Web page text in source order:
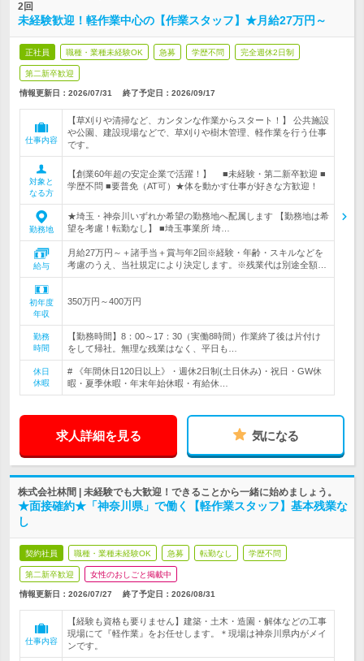
2回
未経験歓迎！軽作業中心の【作業スタッフ】★月給27万円～
正社員 職種・業種未経験OK 急募 学歴不問 完全週休2日制
第二新卒歓迎
情報更新日：2026/07/31 終了予定日： 2026/09/17
仕事内容
【草刈りや清掃など、カンタンな作業からスタート！】 公共施設
や公園、建設現場などで、草刈りや樹木管理、軽作業を行う仕事
です。
対象と
なる方
【創業60年超の安定企業で活躍！】 ■未経験・第二新卒歓迎 ■
学歴不問 ■要普免（AT可）★体を動かす仕事が好きな方歓迎！
勤務地
★埼玉・神奈川いずれか希望の勤務地へ配属します 【勤務地は希
望を考慮！転勤なし】 ■埼玉事業所 埼…
給与
月給27万円～＋諸手当＋賞与年2回※経験・年齢・スキルなどを
考慮のうえ、当社規定により決定します。※残業代は別途全額…
初年度
年収
350万円～400万円
勤務
時間
【勤務時間】8：00～17：30（実働8時間）作業終了後は片付け
をして帰社。無理な残業はなく、平日も…
休日
休暇
# 《年間休日120日以上》・週休2日制(土日休み)・祝日・GW休
暇・夏季休暇・年末年始休暇・有給休…
求人詳細を見る 気になる
株式会社林間 | 未経験でも大歓迎！できることから一緒に始めましょう。
★面接確約★「神奈川県」で働く【軽作業スタッフ】基本残業な
し
契約社員 職種・業種未経験OK 急募 転勤なし 学歴不問
第二新卒歓迎 女性のおしごと掲載中
情報更新日：2026/07/27 終了予定日： 2026/08/31
仕事内容
【経験も資格も要りません】建築・土木・造園・解体などの工事
現場にて『軽作業』をお任せします。＊現場は神奈川県内がメイ
ンです。